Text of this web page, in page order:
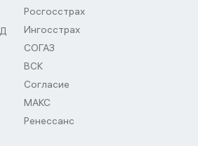
Росгосстрах
Ингосстрах
СОГАЗ
ВСК
Согласие
МАКС
Ренессанс